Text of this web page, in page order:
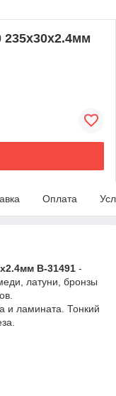
Оплата
B-31491 -
латуни, бронзы
и ламината. Тонкий